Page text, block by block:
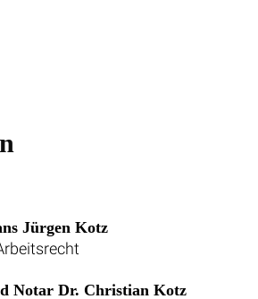
Jürgen Kotz
Notar Dr. Christian Kotz